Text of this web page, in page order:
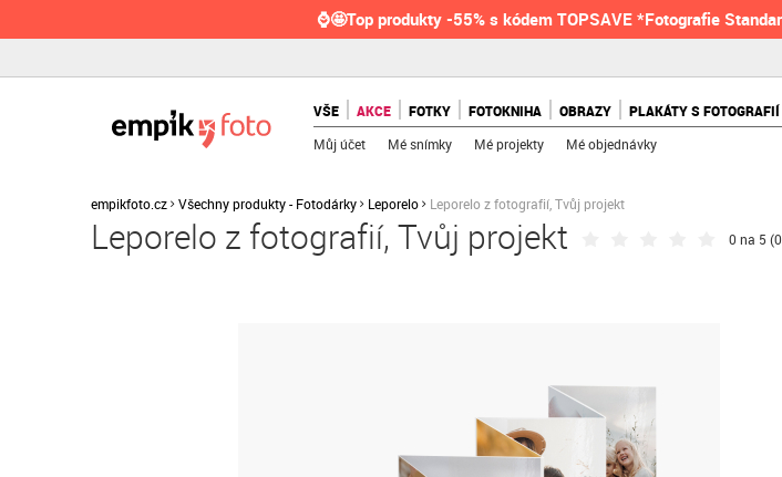
⌚🤩Top produkty -55% s kódem TOPSAVE *Fotografie
VŠE AKCE FOTKY FOTOKNIHA OBRAZY PLAKÁTY S FOTOGRAFIÍ
Můj účet Mé snímky Mé projekty Mé objednávky
empikfoto.cz Všechny produkty - Fotodárky Leporelo Leporelo z fotografií, Tvůj projekt
Leporelo z fotografií, Tvůj projekt 0 na 5 (